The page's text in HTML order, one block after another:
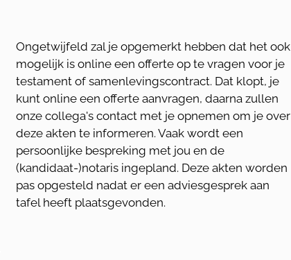
Ongetwijfeld zal je opgemerkt hebben dat het ook
mogelijk is online een offerte op te vragen voor je
testament of samenlevingscontract. Dat klopt, je
kunt online een offerte aanvragen, daarna zullen
onze collega's contact met je opnemen om je over
deze akten te informeren. Vaak wordt een
persoonlijke bespreking met jou en de
(kandidaat-)notaris ingepland. Deze akten worden
pas opgesteld nadat er een adviesgesprek aan
tafel heeft plaatsgevonden.